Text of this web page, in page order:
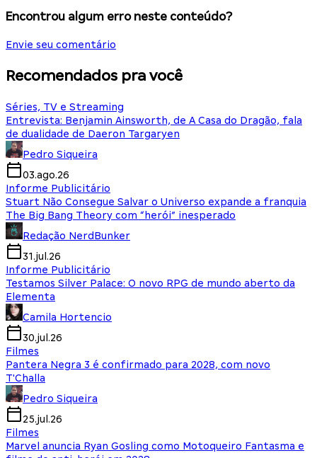
Encontrou algum erro neste conteúdo?
Envie seu comentário
Recomendados pra você
Séries, TV e Streaming
Entrevista: Benjamin Ainsworth, de A Casa do Dragão, fala
de dualidade de Daeron Targaryen
Pedro Siqueira
03.ago.26
Informe Publicitário
Stuart Não Consegue Salvar o Universo expande a franquia
The Big Bang Theory com “herói” inesperado
Redação NerdBunker
31.jul.26
Informe Publicitário
Testamos Silver Palace: O novo RPG de mundo aberto da
Elementa
Camila Hortencio
30.jul.26
Filmes
Pantera Negra 3 é confirmado para 2028, com novo
T'Challa
Pedro Siqueira
25.jul.26
Filmes
Marvel anuncia Ryan Gosling como Motoqueiro Fantasma e